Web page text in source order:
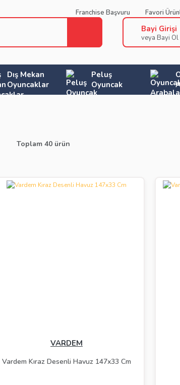
Franchise Başvuru Favori
Bayi Girişi
veya Bayi Ol
Dış Mekan
Oyuncaklar
Peluş
Oyuncak
Toplam 40 ürün
VARDEM
Vardem Kıraz Desenli Havuz 147x33 Cm